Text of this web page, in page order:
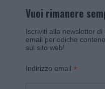
Vuoi rimanere
Iscriviti alla newsletter
email periodiche
sul sito web!
Indirizzo email *